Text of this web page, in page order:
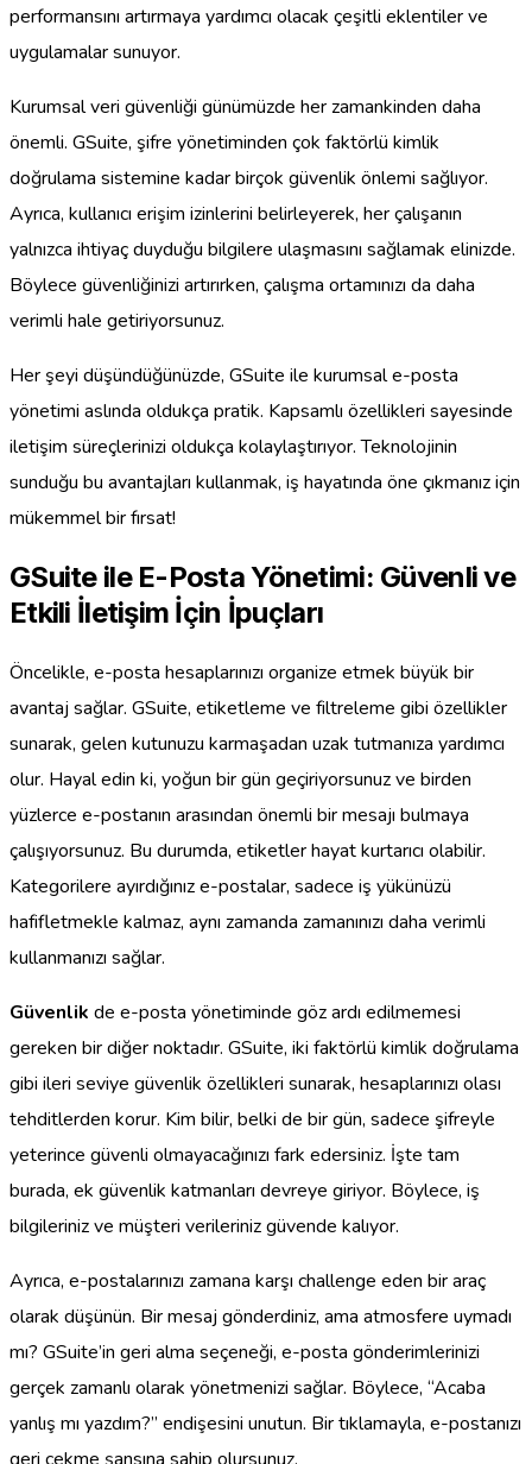
performansını artırmaya yardımcı olacak çeşitli eklentiler ve
uygulamalar sunuyor.
Kurumsal veri güvenliği günümüzde her zamankinden daha
önemli. GSuite, şifre yönetiminden çok faktörlü kimlik
doğrulama sistemine kadar birçok güvenlik önlemi sağlıyor.
Ayrıca, kullanıcı erişim izinlerini belirleyerek, her çalışanın
yalnızca ihtiyaç duyduğu bilgilere ulaşmasını sağlamak elinizde.
Böylece güvenliğinizi artırırken, çalışma ortamınızı da daha
verimli hale getiriyorsunuz.
Her şeyi düşündüğünüzde, GSuite ile kurumsal e-posta
yönetimi aslında oldukça pratik. Kapsamlı özellikleri sayesinde
iletişim süreçlerinizi oldukça kolaylaştırıyor. Teknolojinin
sunduğu bu avantajları kullanmak, iş hayatında öne çıkmanız için
mükemmel bir fırsat!
GSuite ile E-Posta Yönetimi: Güvenli ve
Etkili İletişim İçin İpuçları
Öncelikle, e-posta hesaplarınızı organize etmek büyük bir
avantaj sağlar. GSuite, etiketleme ve filtreleme gibi özellikler
sunarak, gelen kutunuzu karmaşadan uzak tutmanıza yardımcı
olur. Hayal edin ki, yoğun bir gün geçiriyorsunuz ve birden
yüzlerce e-postanın arasından önemli bir mesajı bulmaya
çalışıyorsunuz. Bu durumda, etiketler hayat kurtarıcı olabilir.
Kategorilere ayırdığınız e-postalar, sadece iş yükünüzü
hafifletmekle kalmaz, aynı zamanda zamanınızı daha verimli
kullanmanızı sağlar.
Güvenlik de e-posta yönetiminde göz ardı edilmemesi
gereken bir diğer noktadır. GSuite, iki faktörlü kimlik doğrulama
gibi ileri seviye güvenlik özellikleri sunarak, hesaplarınızı olası
tehditlerden korur. Kim bilir, belki de bir gün, sadece şifreyle
yeterince güvenli olmayacağınızı fark edersiniz. İşte tam
burada, ek güvenlik katmanları devreye giriyor. Böylece, iş
bilgileriniz ve müşteri verileriniz güvende kalıyor.
Ayrıca, e-postalarınızı zamana karşı challenge eden bir araç
olarak düşünün. Bir mesaj gönderdiniz, ama atmosfere uymadı
mı? GSuite’in geri alma seçeneği, e-posta gönderimlerinizi
gerçek zamanlı olarak yönetmenizi sağlar. Böylece, “Acaba
yanlış mı yazdım?” endişesini unutun. Bir tıklamayla, e-postanızı